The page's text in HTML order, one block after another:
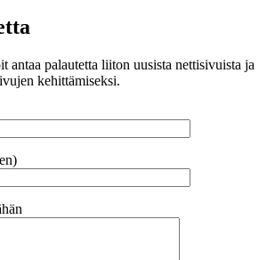
antaa palautetta liiton uusista nettisivuista ja
kehittämiseksi.